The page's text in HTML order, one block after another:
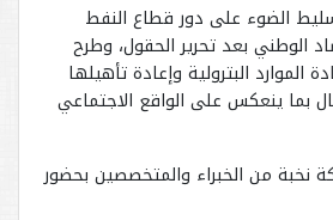
الضوء على دور قطاع النفط
الوطني بعد تحرير الحقول، وطرح
البترولية وإعادة تأهيلها
بما ينعكس على الواقع الاجتماعي
نخبة من الخبراء والمتخصصين بحضور